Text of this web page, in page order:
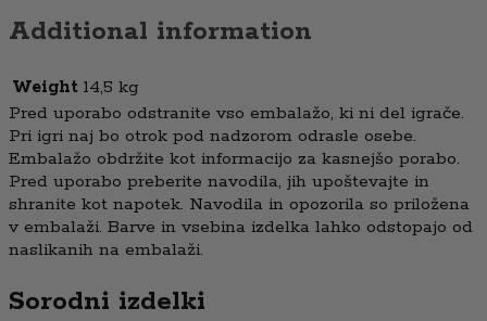
Additional information
Weight 14,5 kg
Pred uporabo odstranite vso embalažo, ki ni del igrače.
Pri igri naj bo otrok pod nadzorom odrasle osebe.
Embalažo obdržite kot informacijo za kasnejšo porabo.
Pred uporabo preberite navodila, jih upoštevajte in
shranite kot napotek. Navodila in opozorila so priložena
v embalaži. Barve in vsebina izdelka lahko odstopajo od
naslikanih na embalaži.
Sorodni izdelki